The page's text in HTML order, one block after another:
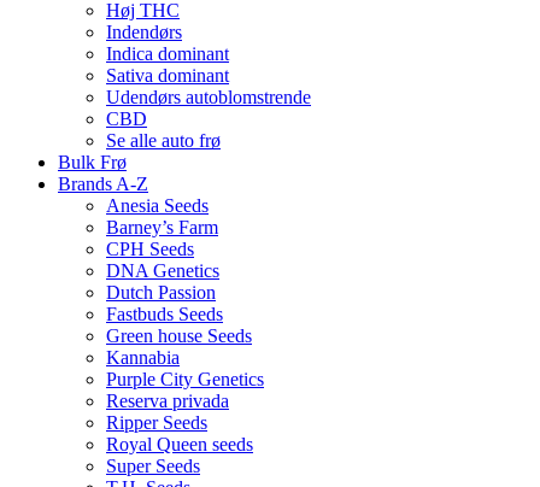
Høj THC
Indendørs
Indica dominant
Sativa dominant
Udendørs autoblomstrende
CBD
Se alle auto frø
Bulk Frø
Brands A-Z
Anesia Seeds
Barney’s Farm
CPH Seeds
DNA Genetics
Dutch Passion
Fastbuds Seeds
Green house Seeds
Kannabia
Purple City Genetics
Reserva privada
Ripper Seeds
Royal Queen seeds
Super Seeds